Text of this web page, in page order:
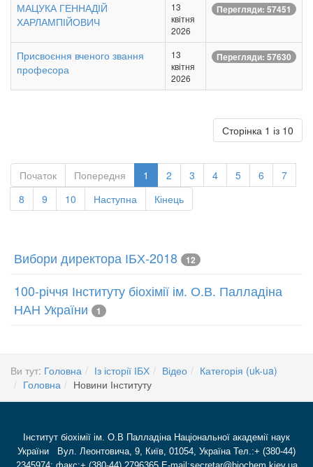
МАЦУКА ГЕННАДІЙ
ХАРЛАМПІЙОВИЧ
13
квітня
2026
Перегляди: 57451
Присвоєння вченого звання
професора
13
квітня
2026
Перегляди: 57630
Сторінка 1 із 10
Початок Попередня 1 2 3 4 5 6
7
8
9 10 Наступна Кінець
Вибори директора ІБХ-2018 12
100-річчя Інституту біохімії ім. О.В. Палладіна
НАН України
1
Ви тут: Головна Із історії ІБХ Відео
Категорія (uk-ua)
Головна
Новини Інституту
Інститут біохімії ім. О.В Палладіна Національної академії наук
України Вул. Леонтовича, 9, Київ, 01054, Україна Тел.:+ (380-44)